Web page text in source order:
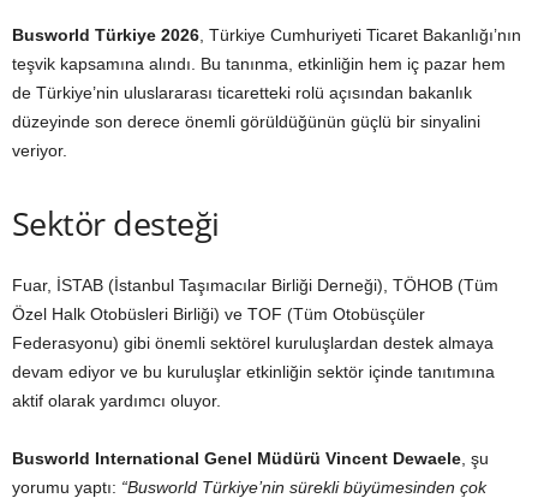
Busworld Türkiye 2026 , Türkiye Cumhuriyeti Ticaret Bakanlığı’nın
teşvik kapsamına alındı. Bu tanınma, etkinliğin hem iç pazar hem
de Türkiye’nin uluslararası ticaretteki rolü açısından bakanlık
düzeyinde son derece önemli görüldüğünün güçlü bir sinyalini
veriyor.
Sektör desteği
Fuar, İSTAB (İstanbul Taşımacılar Birliği Derneği), TÖHOB (Tüm
Özel Halk Otobüsleri Birliği) ve TOF (Tüm Otobüsçüler
Federasyonu) gibi önemli sektörel kuruluşlardan destek almaya
devam ediyor ve bu kuruluşlar etkinliğin sektör içinde tanıtımına
aktif olarak yardımcı oluyor.
Busworld International Genel Müdürü Vincent Dewaele , şu
yorumu yaptı: “Busworld Türkiye’nin sürekli büyümesinden çok